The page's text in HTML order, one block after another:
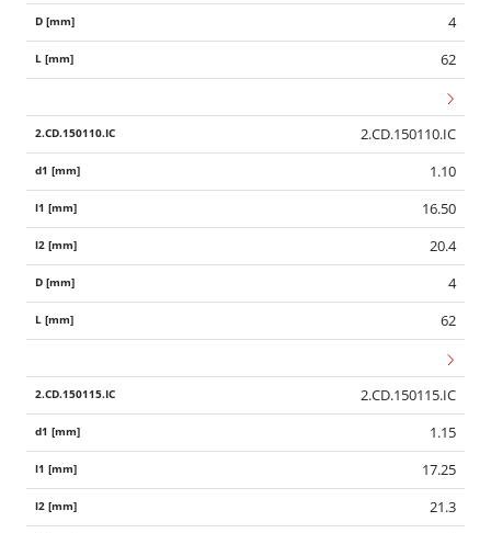
4
62
2.CD.150110.IC
1.10
16.50
20.4
4
62
2.CD.150115.IC
1.15
17.25
21.3